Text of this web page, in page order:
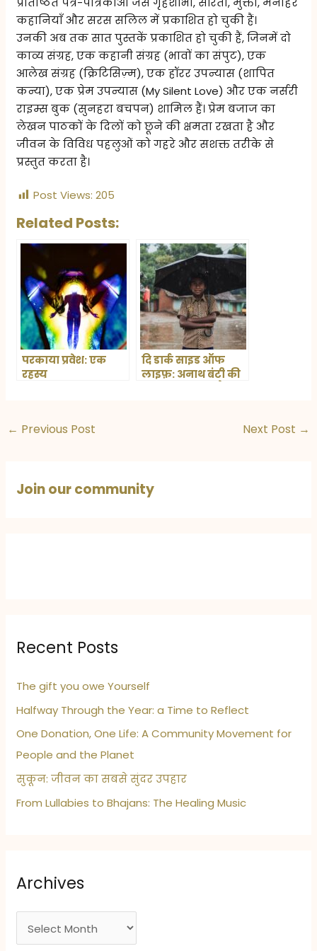
कहानियाँ और सरस सलिल में प्रकाशित हो चुकी हैं।
उनकी अब तक सात पुस्तकें प्रकाशित हो चुकी हैं, जिनमें दो
काव्य संग्रह, एक कहानी संग्रह (भावों का संपुट), एक
आलेख संग्रह (क्रिटिसिज़्म), एक हॉरर उपन्यास (शापित
कन्या), एक प्रेम उपन्यास (My Silent Love) और एक नर्सरी
राइम्स बुक (सुनहरा बचपन) शामिल हैं। प्रेम बजाज का
लेखन पाठकों के दिलों को छूने की क्षमता रखता है और
जीवन के विविध पहलुओं को गहरे और सशक्त तरीके से
प्रस्तुत करता है।
Post Views: 205
Related Posts:
परकाया प्रवेश: एक
रहस्य
दि डार्क साइड ऑफ
लाइफ़: अनाथ बंटी की
← Previous Post Next Post →
Join our community
Recent Posts
The gift you owe Yourself
Halfway Through the Year: a Time to Reflect
One Donation, One Life: A Community Movement for
People and the Planet
सुकून: जीवन का सबसे सुंदर उपहार
From Lullabies to Bhajans: The Healing Music
Archives
r